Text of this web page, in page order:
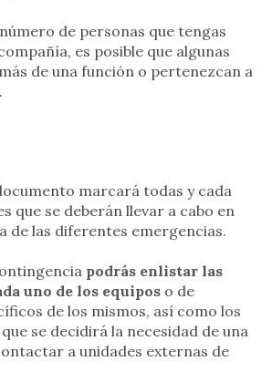
de personas que tengas
es posible que algunas
de una función o pertenezcan a
marcará todas y cada
que se deberán llevar a cabo en
de las diferentes emergencias.
podrás enlistar las
uno de los equipos o de
de los mismos, así como los
se decidirá la necesidad de una
a unidades externas de